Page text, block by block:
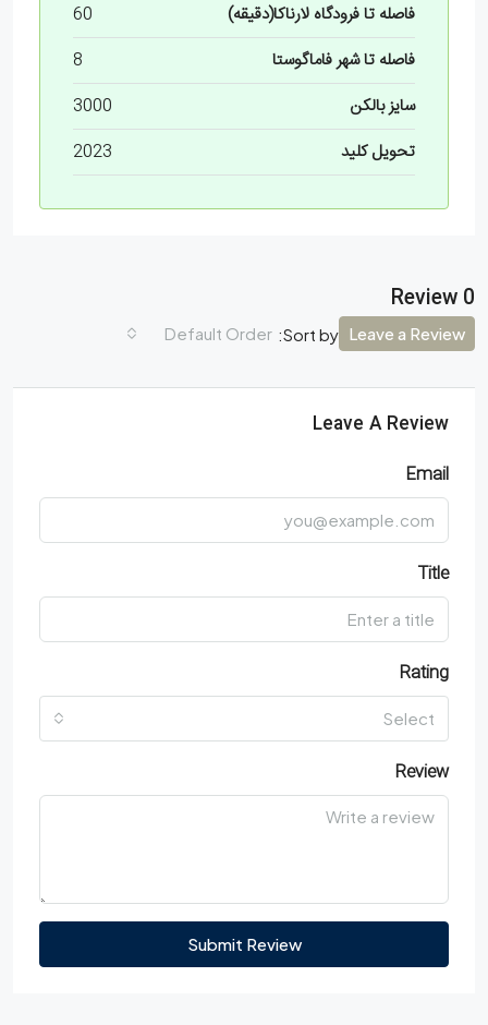
فاصله تا فرودگاه لارناکا(دقیقه)
60
فاصله تا شهر فاماگوستا
8
سایز بالکن
3000
تحویل کلید
2023
0 Review
Sort by:
Default Order Leave a Review
Leave A Review
Email
Title
Rating
Select
Review
Submit Review